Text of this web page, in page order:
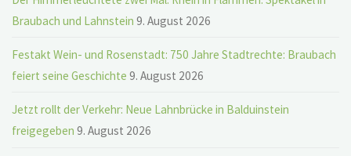
Braubach und Lahnstein 9. August 2026
Festakt Wein- und Rosenstadt: 750 Jahre Stadtrechte: Braubach
feiert seine Geschichte 9. August 2026
Jetzt rollt der Verkehr: Neue Lahnbrücke in Balduinstein
freigegeben 9. August 2026